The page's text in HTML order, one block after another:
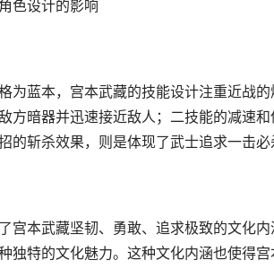
色设计的影响
为蓝本，宫本武藏的技能设计注重近战
方暗器并迅速接近敌人；二技能的减速
的斩杀效果，则是体现了武士追求一击必
宫本武藏坚韧、勇敢、追求极致的文化
独特的文化魅力。这种文化内涵也使得